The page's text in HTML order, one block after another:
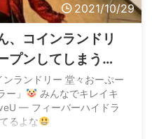
2021/10/29
、コインランドリ
プンしてしまう
ンランドリー 堂々おーぷー
ー」
みんなでキレイキ
— フィーバーハイドラ
るよな